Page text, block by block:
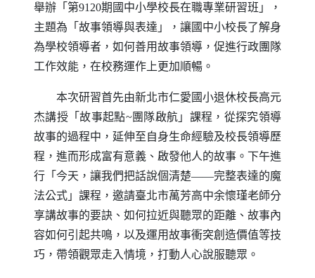
舉辦「第9120期國中小學校長在職專業研習班」，
主題為「故事領導與表達」，讓國中小校長了解身
為學校領導者，如何善用故事領導，促進行政團隊
工作效能，在校務運作上更加順暢。
本次研習首先由新北市仁愛國小退休校長高元
杰講授「故事起點~團隊啟航」課程，從探究領導
故事的過程中，延伸至自身生命經驗及校長領導歷
程，進而形成富有意義、啟發他人的故事。下午進
行「今天，讓我們把話說個清楚——完整表達的魔
法公式」課程，邀請臺北市萬芳高中余懷瑾老師分
享講故事的要訣、如何拉近與聽眾的距離、故事內
容如何引起共鳴，以及運用故事衝突創造價值等技
巧，帶領觀眾走入情境，打動人心說服聽眾。